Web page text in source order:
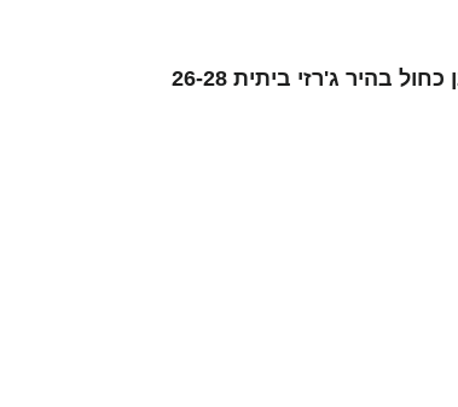
נשים ישראל ינאי דיסטלפלד #17 לבן כחול בהיר ג'רזי ביתית 26-28